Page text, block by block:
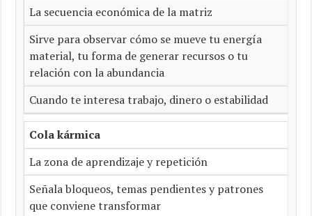
La secuencia económica de la matriz
Sirve para observar cómo se mueve tu energía
material, tu forma de generar recursos o tu
relación con la abundancia
Cuando te interesa trabajo, dinero o estabilidad
Cola kármica
La zona de aprendizaje y repetición
Señala bloqueos, temas pendientes y patrones
que conviene transformar